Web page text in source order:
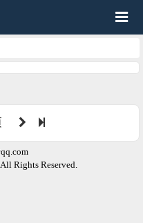
Rights Reserved.